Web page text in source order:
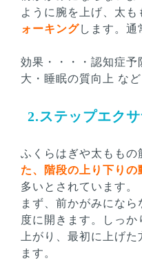
ように腕を上げ、太も
ォーキングします。通
効果・・・・認知症
大・睡眠の質向上 など
2.ステップエク
ふくらはぎや太ももの
た、階段の上り下りの
多いとされています。
まず、前かがみにな
度に開きます。しっ
上がり、最初に上げ
ます。